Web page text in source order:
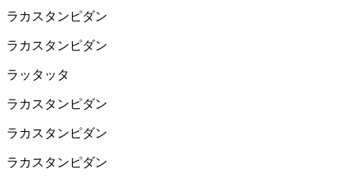
ラカスタンピダン
ラカスタンピダン
ラッタッタ
ラカスタンピダン
ラカスタンピダン
ラカスタンピダン